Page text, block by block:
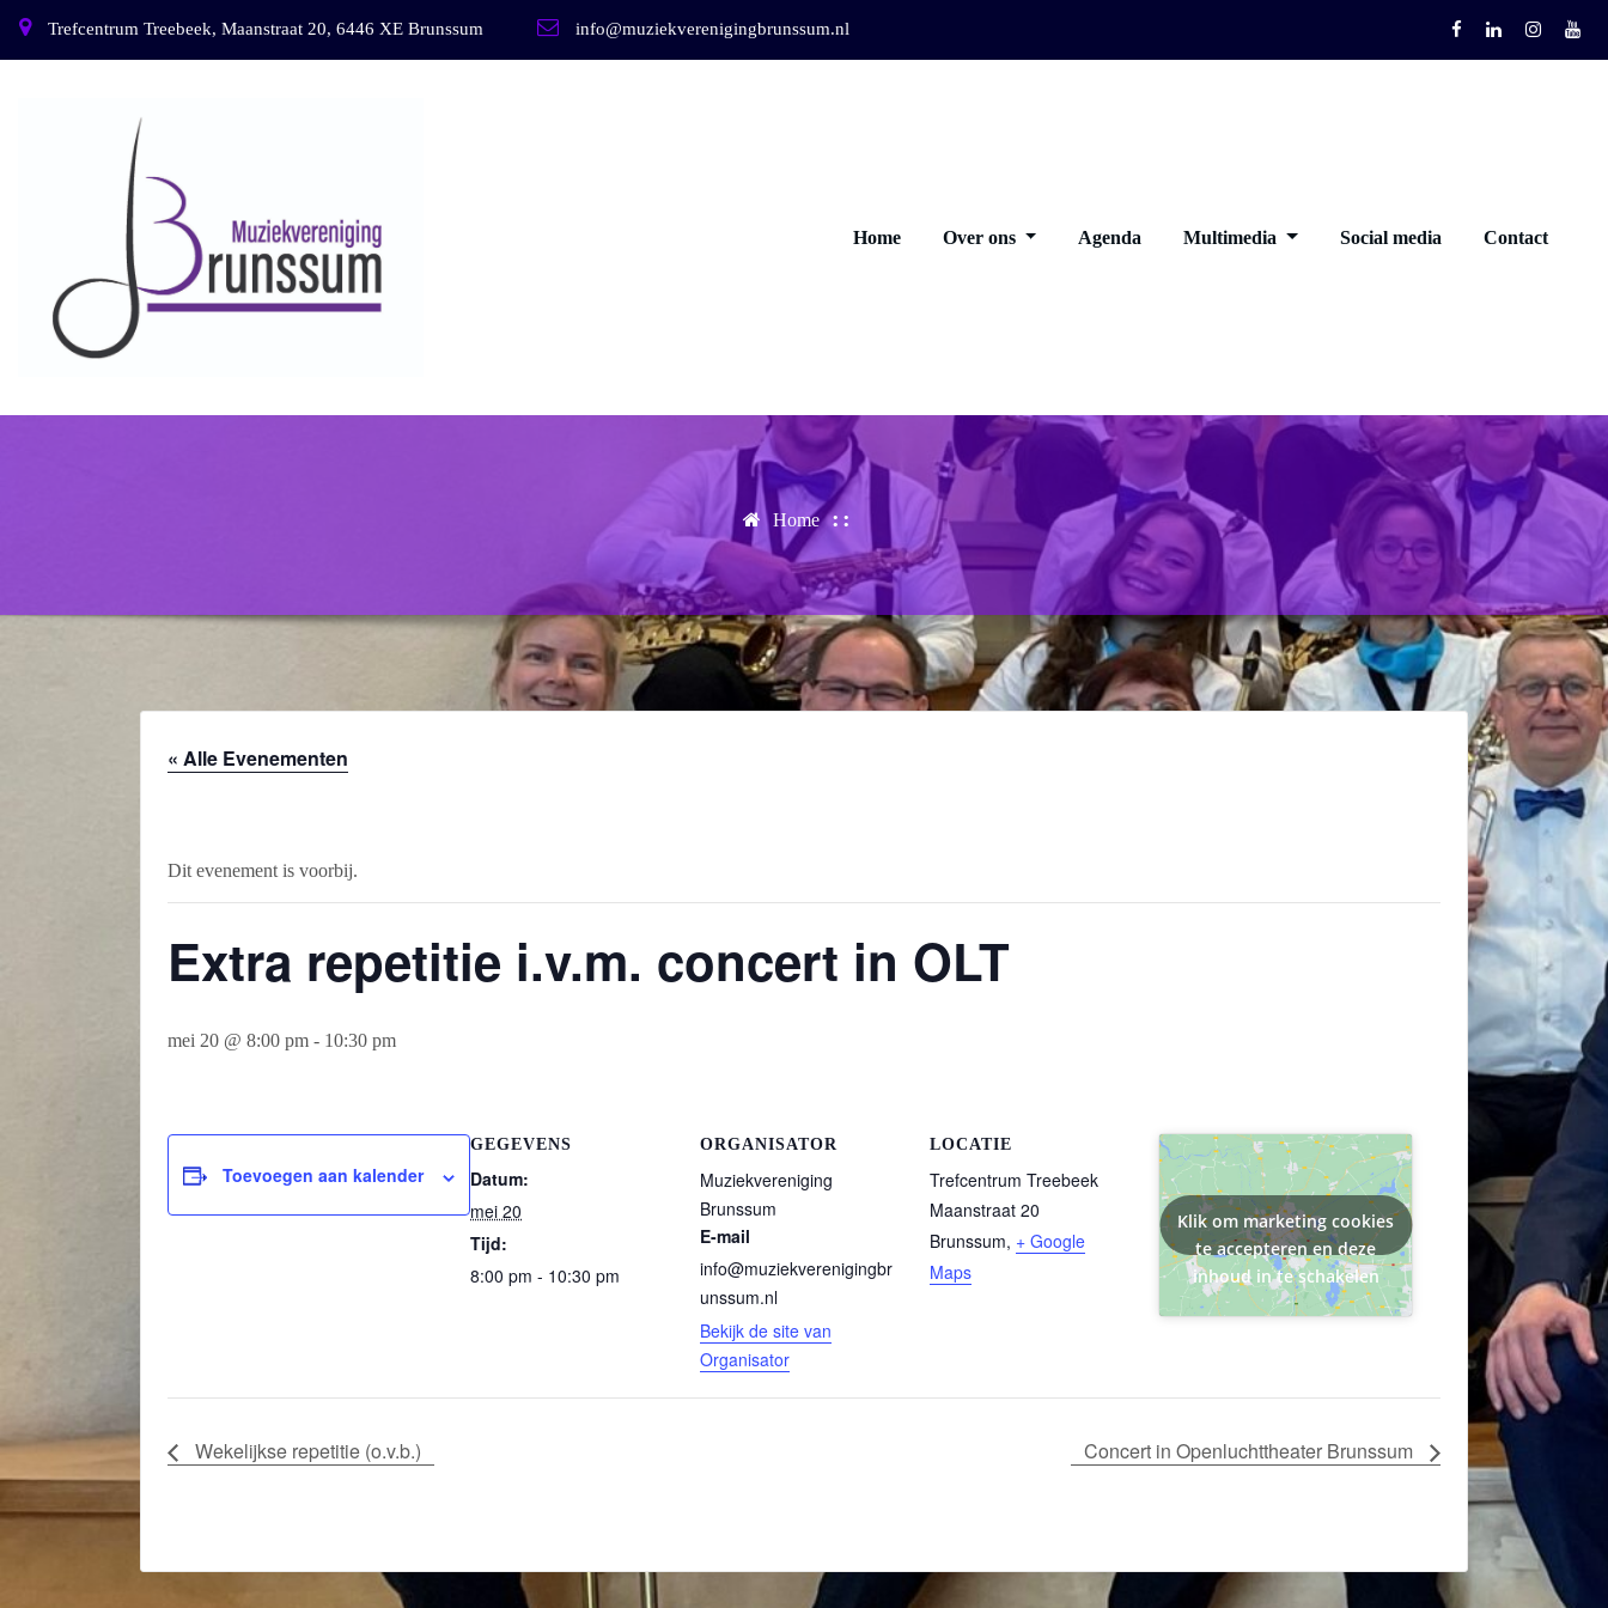
Trefcentrum Treebeek, Maanstraat 20, 6446 XE Brunssum info@muziekverenigingbrunssum.nl
Home Over ons Agenda Multimedia Social media Contact
Home
« Alle Evenementen
Dit evenement is voorbij.
Extra repetitie i.v.m. concert in OLT
mei 20 @ 8:00 pm - 10:30 pm
Toevoegen aan kalender
GEGEVENS
Datum:
mei 20
Tijd:
8:00 pm - 10:30 pm
ORGANISATOR
Muziekvereniging
Brunssum
E-mail
info@muziekverenigingbr
unssum.nl
Bekijk de site van
Organisator
LOCATIE
Trefcentrum Treebeek
Maanstraat 20
Brunssum, + Google
Maps
Klik om marketing cookies
te accepteren en deze
inhoud in te schakelen
Wekelijkse repetitie (o.v.b.) Concert in Openluchttheater Brunssum